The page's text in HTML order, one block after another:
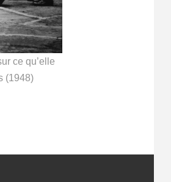
ce qu’elle
(1948)